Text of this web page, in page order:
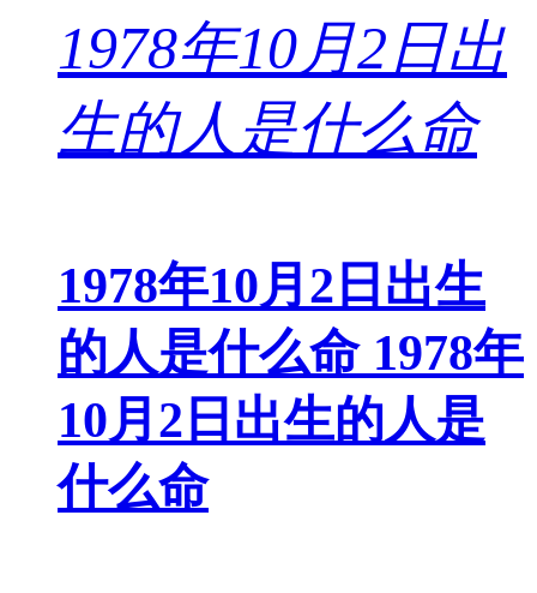
1978年10月2日出生
的人是什么命 1978年
10月2日出生的人是
什么命